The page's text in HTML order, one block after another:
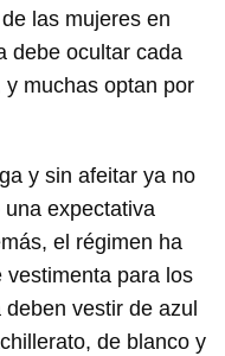
las mujeres en
debe ocultar cada
muchas optan por
y sin afeitar ya no
expectativa
el régimen ha
vestimenta para los
vestir de azul
de blanco y